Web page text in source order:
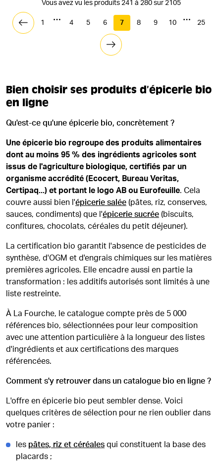
Vous avez vu les produits 241 à 280 sur 2105
1 4 5 6 7 8 9 10 25
Bien choisir ses produits d’épicerie bio
en ligne
Qu'est-ce qu'une épicerie bio, concrètement ?
Une épicerie bio regroupe des produits alimentaires
dont au moins 95 % des ingrédients agricoles sont
issus de l'agriculture biologique, certifiés par un
organisme accrédité (Ecocert, Bureau Veritas,
Certipaq...) et portant le logo AB ou Eurofeuille. Cela
couvre aussi bien l'épicerie salée (pâtes, riz, conserves,
sauces, condiments) que l'épicerie sucrée (biscuits,
confitures, chocolats, céréales du petit déjeuner).
La certification bio garantit l'absence de pesticides de
synthèse, d'OGM et d'engrais chimiques sur les matières
premières agricoles. Elle encadre aussi en partie la
transformation : les additifs autorisés sont limités à une
liste restreinte.
À La Fourche, le catalogue compte près de 5 000
références bio, sélectionnées pour leur composition
avec une attention particulière à la longueur des listes
d'ingrédients et aux certifications des marques
référencées.
Comment s'y retrouver dans un catalogue bio en ligne ?
L'offre en épicerie bio peut sembler dense. Voici
quelques critères de sélection pour ne rien oublier dans
votre panier :
les pâtes, riz et céréales qui constituent la base des
placards ;